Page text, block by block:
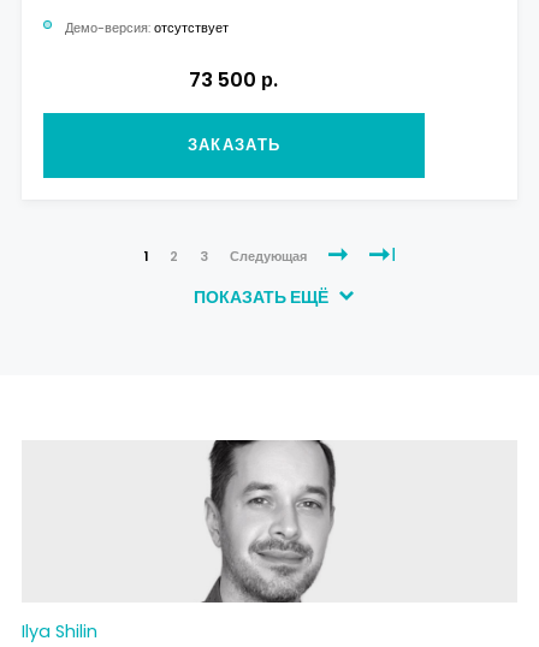
Демо-версия: отсутствует
73 500 р.
ЗАКАЗАТЬ
1 2 3 Следующая
ПОКАЗАТЬ ЕЩЁ
Ilya Shilin